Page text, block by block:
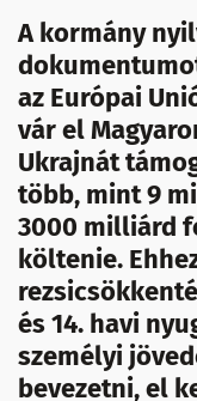
A kormány
az Európai
vár el
Ukrajnát
több, mint 9
3000 milliárd
költenie.
és 14. havi
személyi
bevezetni, el